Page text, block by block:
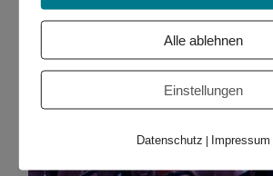
Alle ablehnen
Einstellungen
Datenschutz | Impressum